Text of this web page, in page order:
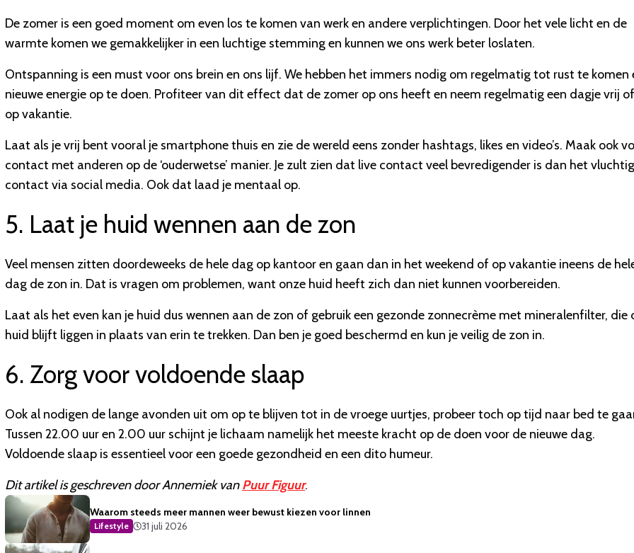
De zomer is een goed moment om even los te komen van werk en andere verplichtingen. Door het vele licht en de
warmte komen we gemakkelijker in een luchtige stemming en kunnen we ons werk beter loslaten.
Ontspanning is een must voor ons brein en ons lijf. We hebben het immers nodig om regelmatig tot rust te komen
nieuwe energie op te doen. Profiteer van dit effect dat de zomer op ons heeft en neem regelmatig een dagje vrij
op vakantie.
Laat als je vrij bent vooral je smartphone thuis en zie de wereld eens zonder hashtags, likes en video’s. Maak ook
contact met anderen op de ‘ouderwetse’ manier. Je zult zien dat live contact veel bevredigender is dan het
contact via social media. Ook dat laad je mentaal op.
5. Laat je huid wennen aan de zon
Veel mensen zitten doordeweeks de hele dag op kantoor en gaan dan in het weekend of op vakantie ineens de
dag de zon in. Dat is vragen om problemen, want onze huid heeft zich dan niet kunnen voorbereiden.
Laat als het even kan je huid dus wennen aan de zon of gebruik een gezonde zonnecrème met mineralenfilter, die
huid blijft liggen in plaats van erin te trekken. Dan ben je goed beschermd en kun je veilig de zon in.
6. Zorg voor voldoende slaap
Ook al nodigen de lange avonden uit om op te blijven tot in de vroege uurtjes, probeer toch op tijd naar bed te
Tussen 22.00 uur en 2.00 uur schijnt je lichaam namelijk het meeste kracht op de doen voor de nieuwe dag.
Voldoende slaap is essentieel voor een goede gezondheid en een dito humeur.
Dit artikel is geschreven door Annemiek vanPuur Figuur.
Waarom steeds meer mannen weer bewust kiezen voor linnen
Lifestyle 31 juli 2026